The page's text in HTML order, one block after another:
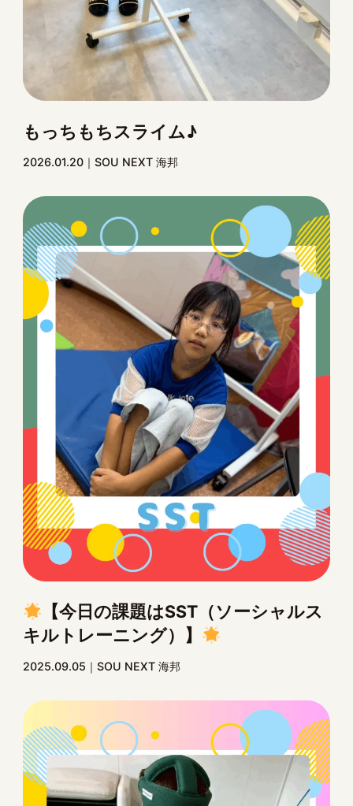
もっちもちスライム♪
2026.01.20 SOU NEXT 海邦
【今日の課題はSST（ソーシャルス
キルトレーニング）】
2025.09.05 SOU NEXT 海邦